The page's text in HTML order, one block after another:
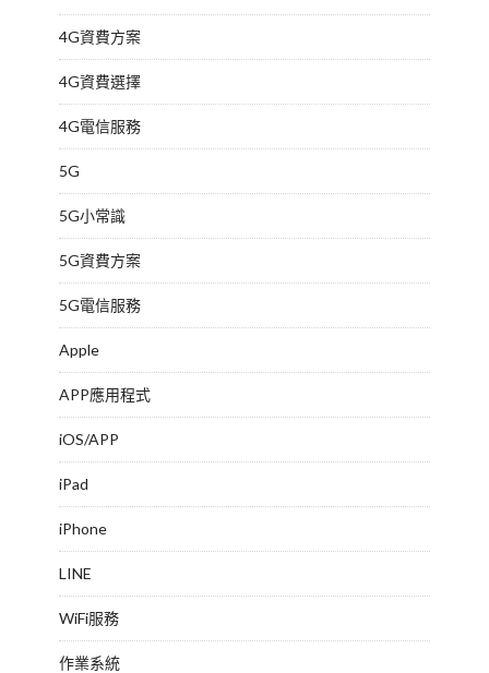
4G資費方案
4G資費選擇
4G電信服務
5G
5G小常識
5G資費方案
5G電信服務
Apple
APP應用程式
iOS/APP
iPad
iPhone
LINE
WiFi服務
作業系統